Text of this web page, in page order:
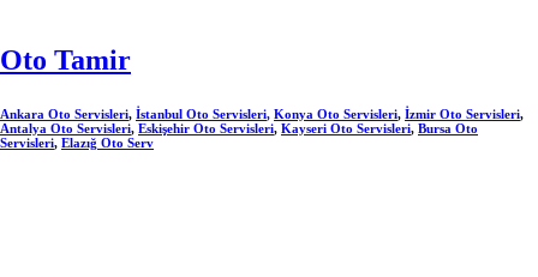
Oto Tamir
Ankara Oto Servisleri, İstanbul Oto Servisleri, Konya Oto Servisleri, İzmir Oto Servisleri,
Antalya Oto Servisleri, Eskişehir Oto Servisleri, Kayseri Oto Servisleri, Bursa Oto
Servisleri, Elazığ Oto Serv